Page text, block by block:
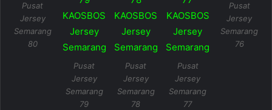
Pusat
Jersey
Semarang
80
Pusat
Jersey
Semarang
79
Pusat
Jersey
Semarang
78
Pusat
Jersey
Semarang
77
Pusat
Jersey
Semarang
76